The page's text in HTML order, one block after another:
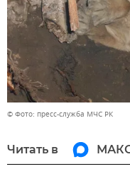
© Фото: пресс-служба МЧС РК
Читать в